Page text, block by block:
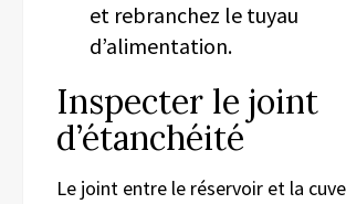
et rebranchez le tuyau
d’alimentation.
Inspecter le joint
d’étanchéité
Le joint entre le réservoir et la